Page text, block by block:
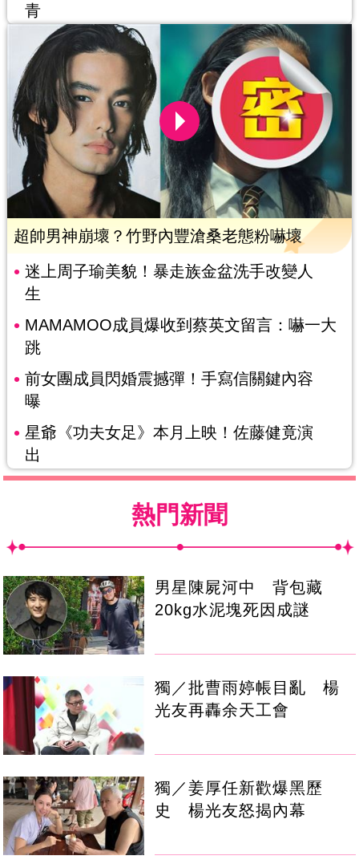
青
超帥男神崩壞？竹野內豐滄桑老態粉嚇壞
迷上周子瑜美貌！暴走族金盆洗手改變人
生
MAMAMOO成員爆收到蔡英文留言：嚇一大
跳
前女團成員閃婚震撼彈！手寫信關鍵內容
曝
星爺《功夫女足》本月上映！佐藤健竟演
出
熱門新聞
男星陳屍河中 背包藏
20kg水泥塊死因成謎
獨／批曹雨婷帳目亂 楊
光友再轟余天工會
獨／姜厚任新歡爆黑歷
史 楊光友怒揭內幕